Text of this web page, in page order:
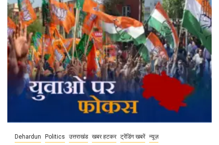
Dehardun Politics उत्तराखंड खबर हटकर ट्रेंडिंग खबरें न्यूज़